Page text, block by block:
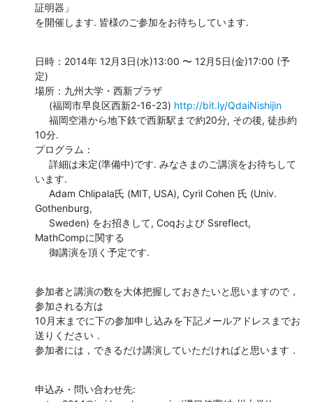
証明器」
を開催します. 皆様のご参加をお待ちしています.
日時：2014年 12月3日(水)13:00 〜 12月5日(金)17:00 (予
定)
場所：九州大学・西新プラザ
     (福岡市早良区西新2-16-23)
http://bit.ly/QdaiNishijin
10分.
プログラム：
います.
Gothenburg,
MathCompに関する
     御講演を頂く予定です.
参加者と講演の数を大体把握しておきたいと思いますので，
参加される方は
10月末までに下の参加申し込みを下記メールアドレスまでお
送りください．
参加者には，できるだけ講演していただければと思います．
申込み・問い合わせ先: